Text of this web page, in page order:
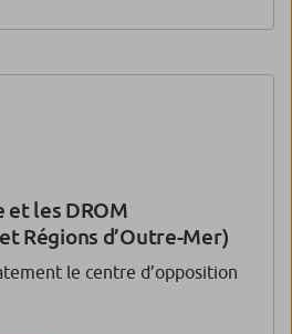
et les DROM
Régions d’Outre-Mer)
le centre d’opposition